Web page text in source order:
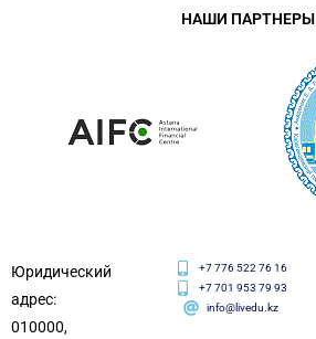
НАШИ ПАРТНЕРЫ
Юридический
адрес:
010000,
+7 776 522 76 16
+7 701 953 79 93
info@livedu.kz